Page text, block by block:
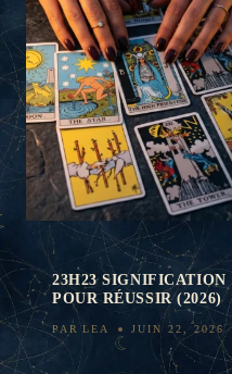
23H23 SIGNIFICATION
POUR RÉUSSIR (2026)
PAR LEA JUIN 22, 2026